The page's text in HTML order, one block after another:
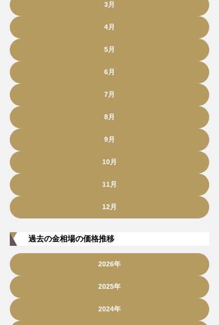
3月
4月
5月
6月
7月
8月
9月
10月
11月
12月
過去の金相場の価格推移
2026年
2025年
2024年